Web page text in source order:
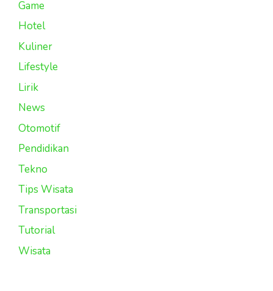
Game
Hotel
Kuliner
Lifestyle
Lirik
News
Otomotif
Pendidikan
Tekno
Tips Wisata
Transportasi
Tutorial
Wisata